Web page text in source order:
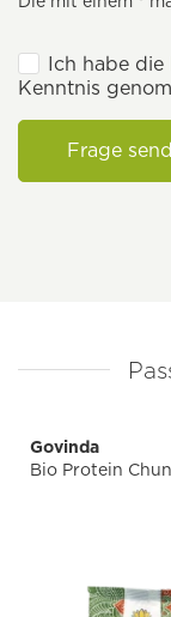
Ich habe die
Kenntnis
Frage
Govinda
Bio Protein